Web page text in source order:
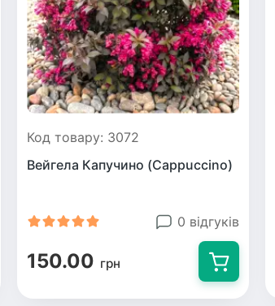
Код товару: 3072
Вейгела Капучино (Cappuccino)
0 відгуків
150.00 грн